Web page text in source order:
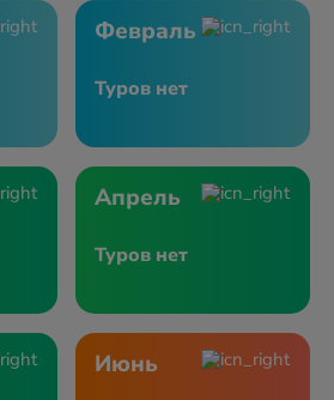
Февраль
Туров нет
Апрель
Туров нет
Июнь